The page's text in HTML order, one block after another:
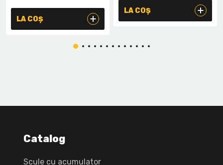
LA COȘ
LA COȘ
Catalog
Scule cu acumulator